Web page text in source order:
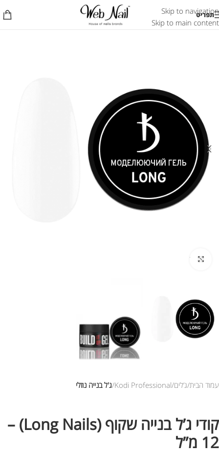
Skip to navigation
Skip to main content
תפריט
לחץ להגדלת התמונה
עמוד הבית ג’לים Kodi Professional ג'ל בנייה נוזלי
קודי ג’ל בנייה שקוף (Long Nails) –
12 מ”ל